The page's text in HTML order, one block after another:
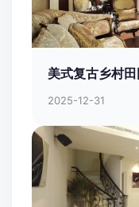
美式复古乡村
2025-12-31